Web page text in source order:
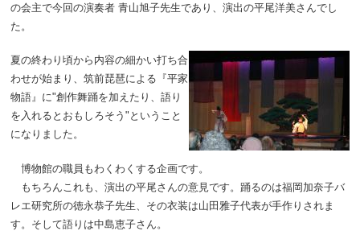
の会主で今回の演奏者 青山旭子先生であり、演出の平尾洋美さんでし
た。
夏の終わり頃から内容の細かい打ち合
わせが始まり、筑前琵琶による『平家
物語』に"創作舞踊を加えたり、語り
を入れるとおもしろそう"ということ
になりました。
博物館の職員もわくわくする企画です。
もちろんこれも、演出の平尾さんの意見です。踊るのは福岡加奈子バ
レエ研究所の徳永恭子先生、その衣装は山田雅子代表が手作りされま
す。そして語りは中島恵子さん。